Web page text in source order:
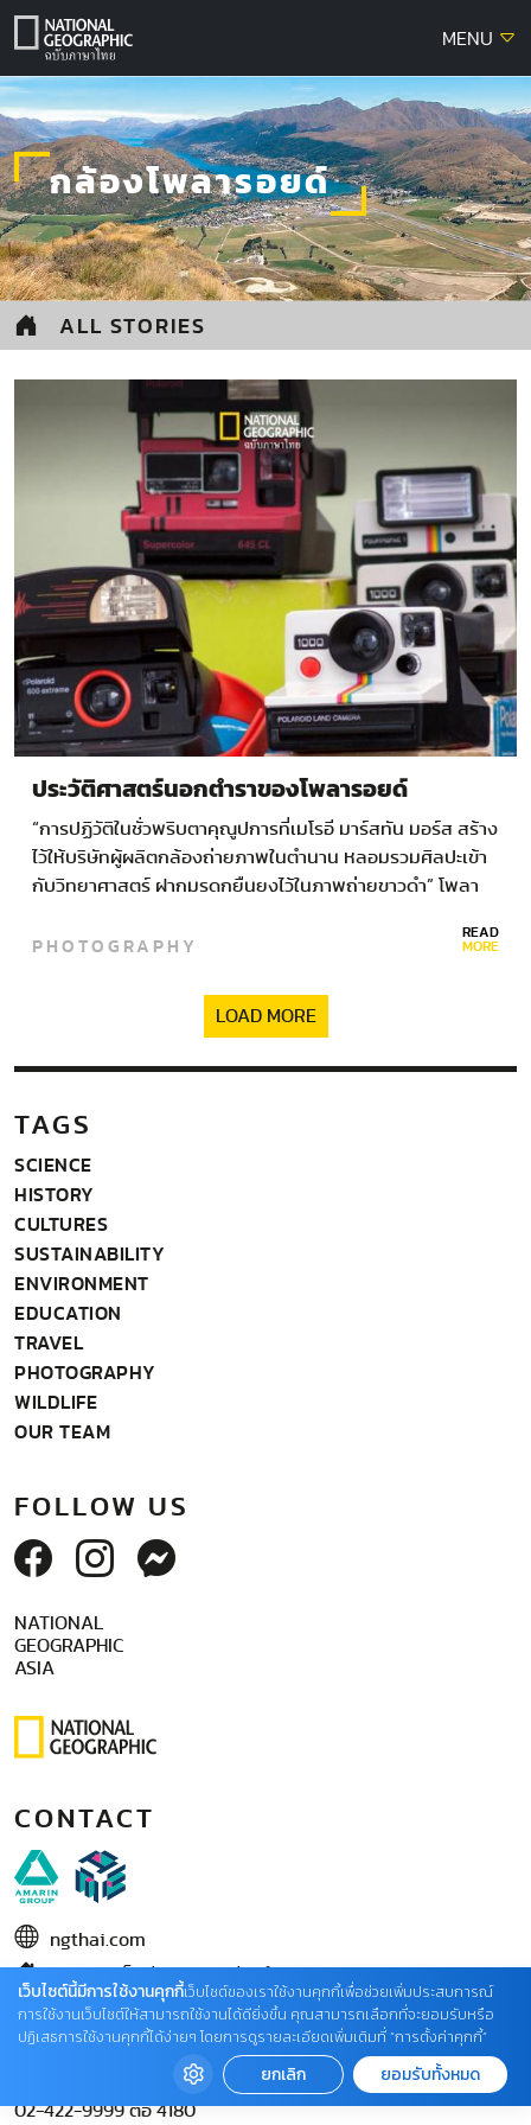
Skip
MENU
กล้องโพลารอยด์
ALL STORIES
ประวัติศาสตร์นอกตำราของโพลารอยด์
“การปฏิวัติในชั่วพริบตาคุณูปการที่เมโรอี มาร์สทัน มอร์ส สร้าง
ไว้ให้บริษัทผู้ผลิตกล้องถ่ายภาพในตำนาน หลอมรวมศิลปะเข้า
กับวิทยาศาสตร์ ฝากมรดกยืนยงไว้ในภาพถ่ายขาวดำ” โพลา
PHOTOGRAPHY READ
MORE
LOAD MORE
TAGS
SCIENCE
HISTORY
CULTURES
SUSTAINABILITY
ENVIRONMENT
EDUCATION
TRAVEL
PHOTOGRAPHY
WILDLIFE
OUR TEAM
FOLLOW US
NATIONAL
GEOGRAPHIC
ASIA
CONTACT
ngthai.com
ในเครือ บริษัท อมรินทร์ คอร์เปอเรชั่นส์ จำกัด (มหาชน)
02 422 9999 ต่อ 4220
ติดต่อแจ้งปัญหาหรือร้องเรียน
02-422-9999 ต่อ 4180
เว็บไซต์นี้มีการใช้งานคุกกี้เว็บไซต์ของเราใช้งานคุกกี้เพื่อช่วยเพิ่มประสบการณ์
การใช้งานเว็บไซต์ให้สามารถใช้งานได้ดียิ่งขึ้น คุณสามารถเลือกที่จะยอมรับหรือ
ปฏิเสธการใช้งานคุกกี้ได้ง่ายๆ โดยการดูรายละเอียดเพิ่มเติมที่ “การตั้งค่าคุกกี้”
ยกเลิก ยอมรับทั้งหมด